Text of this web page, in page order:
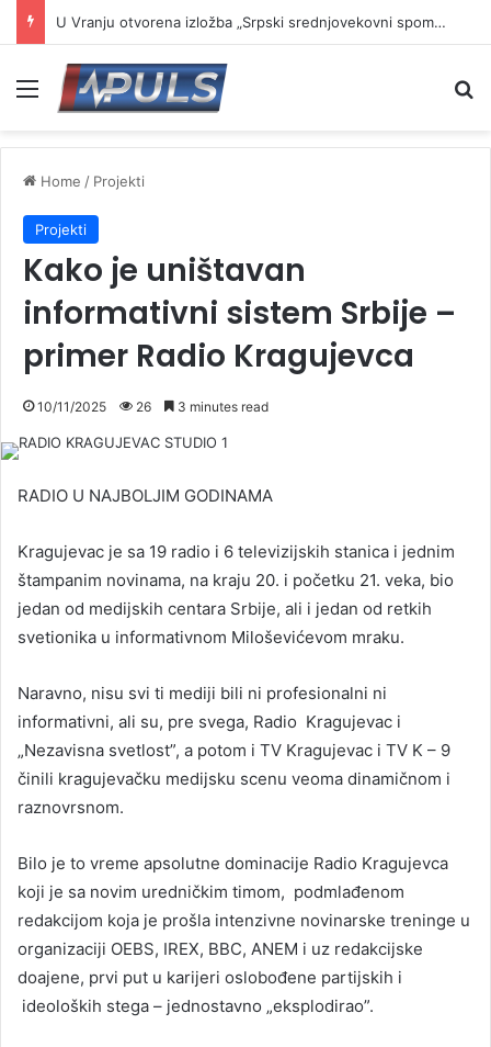
U Vranju otvorena izložba „Srpski srednjovekovni spomenici u opasnosti“
Menu
Home / Projekti
Projekti
Kako je uništavan
informativni sistem Srbije –
primer Radio Kragujevca
10/11/2025 26 3 minutes read
RADIO U NAJBOLJIM GODINAMA
Kragujevac je sa 19 radio i 6 televizijskih stanica i jednim
štampanim novinama, na kraju 20. i početku 21. veka, bio
jedan od medijskih centara Srbije, ali i jedan od retkih
svetionika u informativnom Miloševićevom mraku.
Naravno, nisu svi ti mediji bili ni profesionalni ni
informativni, ali su, pre svega, Radio Kragujevac i
„Nezavisna svetlost”, a potom i TV Kragujevac i TV K – 9
činili kragujevačku medijsku scenu veoma dinamičnom i
raznovrsnom.
Bilo je to vreme apsolutne dominacije Radio Kragujevca
koji je sa novim uredničkim timom, podmlađenom
redakcijom koja je prošla intenzivne novinarske treninge u
organizaciji OEBS, IREX, BBC, ANEM i uz redakcijske
doajene, prvi put u karijeri oslobođene partijskih i
ideoloških stega – jednostavno „eksplodirao”.